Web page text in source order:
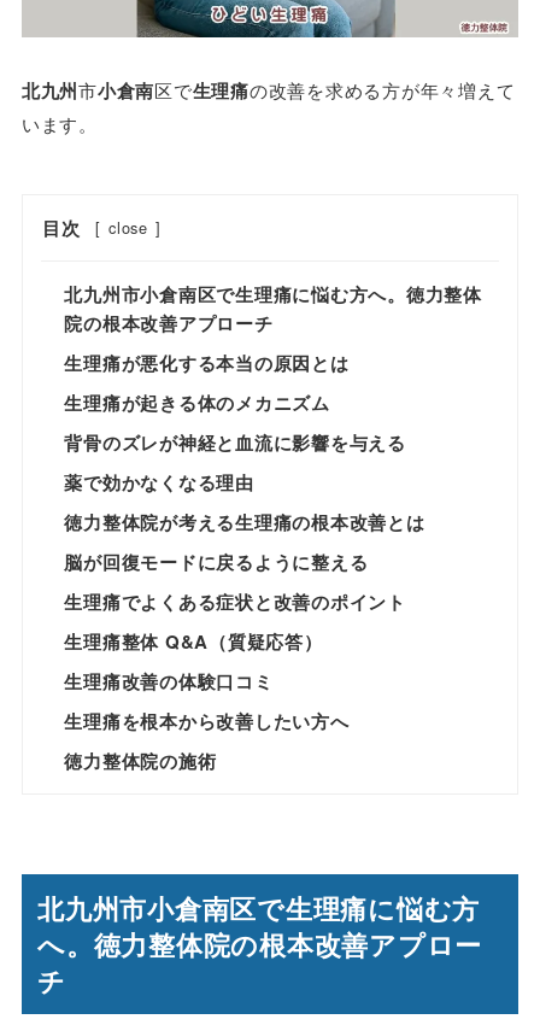
北九州市小倉南区で生理痛の改善を求める方が年々増えて
います。
目次 [ close ]
北九州市小倉南区で生理痛に悩む方へ。徳力整体
院の根本改善アプローチ
生理痛が悪化する本当の原因とは
生理痛が起きる体のメカニズム
背骨のズレが神経と血流に影響を与える
薬で効かなくなる理由
徳力整体院が考える生理痛の根本改善とは
脳が回復モードに戻るように整える
生理痛でよくある症状と改善のポイント
生理痛整体 Q&A（質疑応答）
生理痛改善の体験口コミ
生理痛を根本から改善したい方へ
徳力整体院の施術
北九州市小倉南区で生理痛に悩む方
へ。徳力整体院の根本改善アプロー
チ